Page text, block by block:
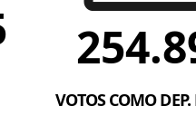
VOTOS COMO DEP.